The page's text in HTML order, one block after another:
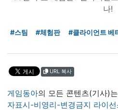
나!
#스팀 #체험판 #클라이언트 베
URL 복사
게임동아의 모든 콘텐츠(기사)는
자표시-비영리-변경금지 라이선